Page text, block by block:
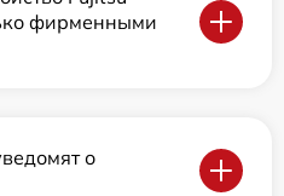
фирменными
о